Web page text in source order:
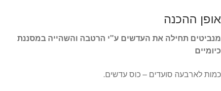
אופן ההכנה
מנביטים תחילה את העדשים ע"י הרטבה והשהייה במסננת
כיומיים
כמות לארבעה סועדים – כוס עדשים.